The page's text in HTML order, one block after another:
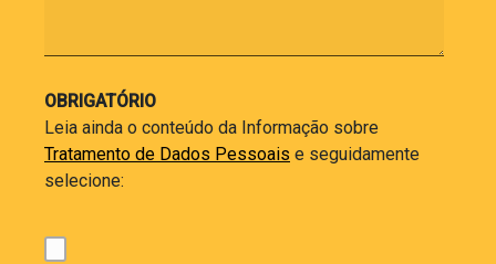
OBRIGATÓRIO
Leia ainda o conteúdo da Informação sobre
Tratamento de Dados Pessoais e seguidamente
selecione: